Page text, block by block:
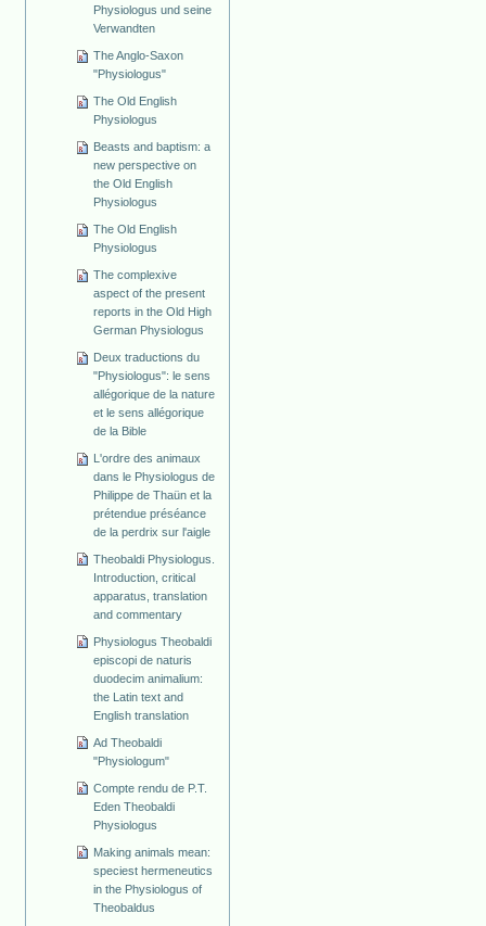
Physiologus und seine
Verwandten
The Anglo-Saxon
"Physiologus"
The Old English
Physiologus
Beasts and baptism: a
new perspective on
the Old English
Physiologus
The Old English
Physiologus
The complexive
aspect of the present
reports in the Old High
German Physiologus
Deux traductions du
"Physiologus": le sens
allégorique de la nature
et le sens allégorique
de la Bible
L'ordre des animaux
dans le Physiologus de
Philippe de Thaün et la
prétendue préséance
de la perdrix sur l'aigle
Theobaldi Physiologus.
Introduction, critical
apparatus, translation
and commentary
Physiologus Theobaldi
episcopi de naturis
duodecim animalium:
the Latin text and
English translation
Ad Theobaldi
"Physiologum"
Compte rendu de P.T.
Eden Theobaldi
Physiologus
Making animals mean:
speciest hermeneutics
in the Physiologus of
Theobaldus